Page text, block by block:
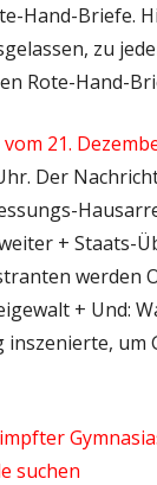
Hand-Briefe.
zu
Rote-Hand-
21.
Der
+ Staats-
werden
+ Und:
um
suchen